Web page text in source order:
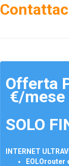
Offerta
€/mese
SOLO
INTERNET
EOLOrouter